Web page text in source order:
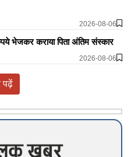
2026-08-06
भेजकर कराया पिता अंतिम संस्कार
2026-08-06
पढ़ें